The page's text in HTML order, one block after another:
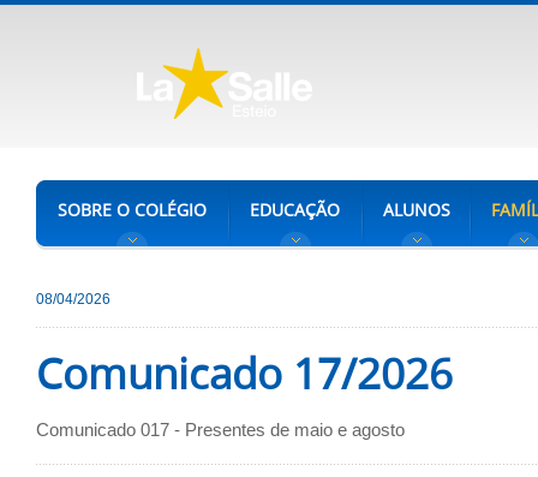
SOBRE O COLÉGIO EDUCAÇÃO ALUNOS
08/04/2026
Comunicado 17/2026
Comunicado 017 - Presentes de maio e agosto